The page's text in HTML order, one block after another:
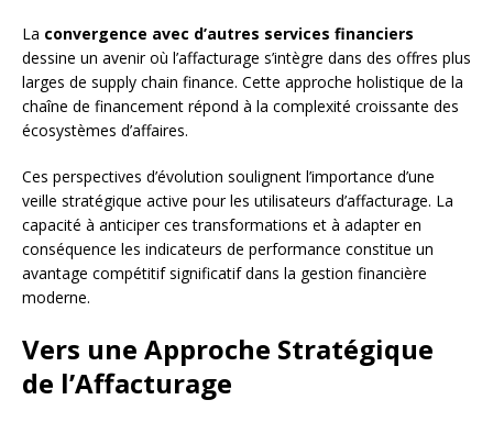
La convergence avec d’autres services financiers
dessine un avenir où l’affacturage s’intègre dans des offres plus
larges de supply chain finance. Cette approche holistique de la
chaîne de financement répond à la complexité croissante des
écosystèmes d’affaires.
Ces perspectives d’évolution soulignent l’importance d’une
veille stratégique active pour les utilisateurs d’affacturage. La
capacité à anticiper ces transformations et à adapter en
conséquence les indicateurs de performance constitue un
avantage compétitif significatif dans la gestion financière
moderne.
Vers une Approche Stratégique
de l’Affacturage